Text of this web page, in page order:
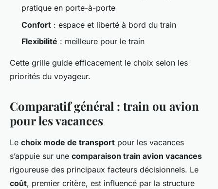
pratique en porte-à-porte
Confort : espace et liberté à bord du train
Flexibilité : meilleure pour le train
Cette grille guide efficacement le choix selon les
priorités du voyageur.
Comparatif général : train ou avion
pour les vacances
Le choix mode de transport pour les vacances
s’appuie sur une comparaison train avion vacances
rigoureuse des principaux facteurs décisionnels. Le
coût, premier critère, est influencé par la structure